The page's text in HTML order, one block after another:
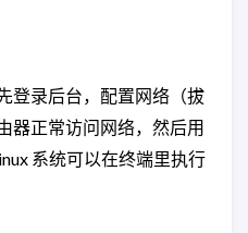
登录后台，配置网络（拔
器正常访问网络，然后用
系统可以在终端里执行